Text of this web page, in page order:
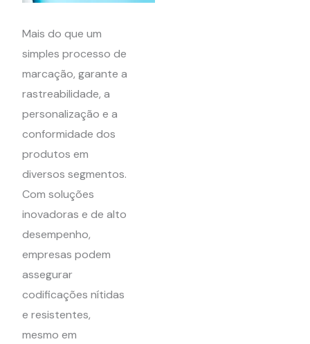
Mais do que um
simples processo de
marcação, garante a
rastreabilidade, a
personalização e a
conformidade dos
produtos em
diversos segmentos.
Com soluções
inovadoras e de alto
desempenho,
empresas podem
assegurar
codificações nítidas
e resistentes,
mesmo em